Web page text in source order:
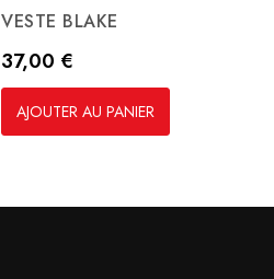
VESTE BLAKE
Prix
37,00 €
AJOUTER AU PANIER